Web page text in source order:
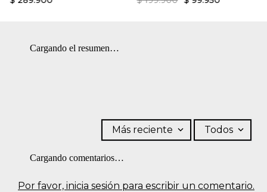
Cargando el resumen…
Por favor, inicia sesión para escribir un comentario.
Más reciente Todos
Cargando comentarios…